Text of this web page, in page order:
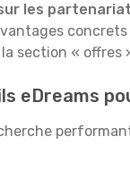
les
section « offres
eDreams